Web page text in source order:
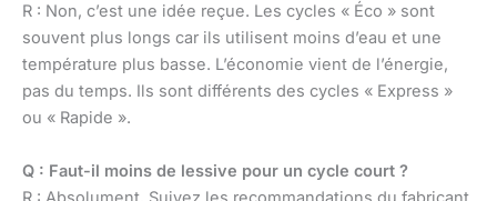
R : Non, c’est une idée reçue. Les cycles « Éco » sont
souvent plus longs car ils utilisent moins d’eau et une
température plus basse. L’économie vient de l’énergie,
pas du temps. Ils sont différents des cycles « Express »
ou « Rapide ».
Q : Faut-il moins de lessive pour un cycle court ?